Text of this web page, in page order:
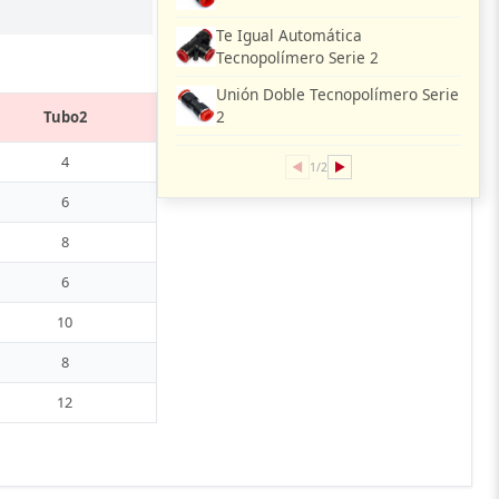
Tubo2
4
6
8
6
10
8
12
Te Igual Automática
Tecnopolímero Serie 2
Unión Doble Tecnopolímero Serie
2
◀ 1/2 ▶